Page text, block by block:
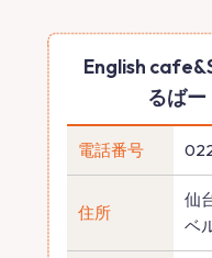
English
るば
電話番号
住所
仙
ベ